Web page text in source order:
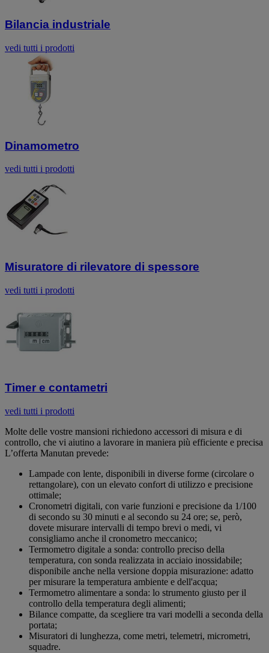
Bilancia industriale
vedi tutti i prodotti
Dinamometro
vedi tutti i prodotti
Misuratore di rilevatore di spessore
vedi tutti i prodotti
Timer e contametri
vedi tutti i prodotti
Molte delle vostre mansioni richiedono accessori di misura e di
controllo, che vi aiutino a lavorare in maniera più efficiente e precisa
L’offerta Manutan prevede:
Lampade con lente, disponibili in diverse forme (circolare o
rettangolare), con un elevato confort di utilizzo e precisione
ottimale;
Cronometri digitali, con varie funzioni e precisione da 1/100
di secondo su 30 minuti e al secondo su 24 ore; se, però,
dovete misurare intervalli di tempo brevi o medi, vi
consigliamo anche il cronometro meccanico;
Termometro digitale a sonda: controllo preciso della
temperatura, con sonda realizzata in acciaio inossidabile;
disponibile anche nella versione doppia misurazione: adatto
per misurare la temperatura ambiente e dell'acqua;
Termometro alimentare a sonda: lo strumento giusto per il
controllo della temperatura degli alimenti;
Bilance compatte, da scegliere tra vari modelli a seconda della
portata;
Misuratori di lunghezza, come metri, telemetri, micrometri,
squadre.